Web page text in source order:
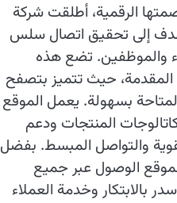
الرقمية، أطلقت شركة
إلى تحقيق اتصال سلس
والموظفين. تضع هذه
المقدمة، حيث تتميز بتصفح
بسهولة. يعمل الموقع
المنتجات ودعم
والتواصل المبسط. بفضل
الوصول عبر جميع
بالابتكار وخدمة العملاء